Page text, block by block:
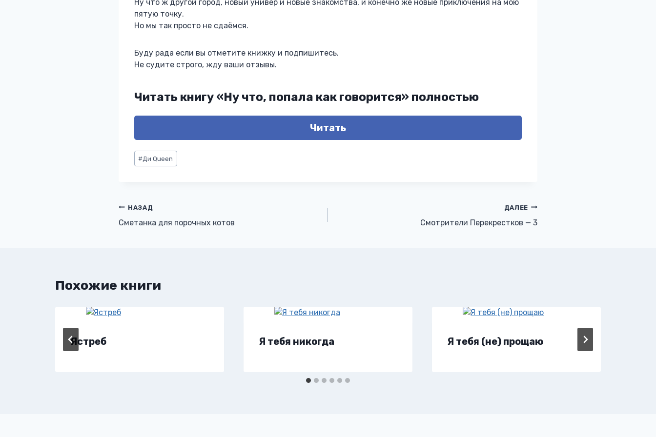
Ну что ж другой город, новый универ и новые знакомства, и конечно же новые приключения на мою
пятую точку.
Но мы так просто не сдаёмся.
Буду рада если вы отметите книжку и подпишитесь.
Не судите строго, жду ваши отзывы.
Читать книгу «Ну что, попала как говорится» полностью
Читать
Метки
записи:
#Ди Queen
Навигация
по
НАЗАД
Сметанка для порочных котов
ДАЛЕЕ
Смотрители Перекрестков — 3
Похожие книги
Ястреб Я тебя никогда Я тебя (не) прощаю